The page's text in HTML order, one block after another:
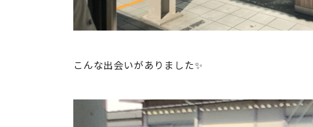
こんな出会いがありました✨